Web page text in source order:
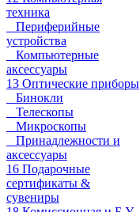
техника
Периферийные
устройства
Компьютерные
аксессуары
13 Оптические приборы
Бинокли
Телескопы
Микроскопы
Принадлежности и
аксессуары
16 Подарочные
сертификаты &
сувениры